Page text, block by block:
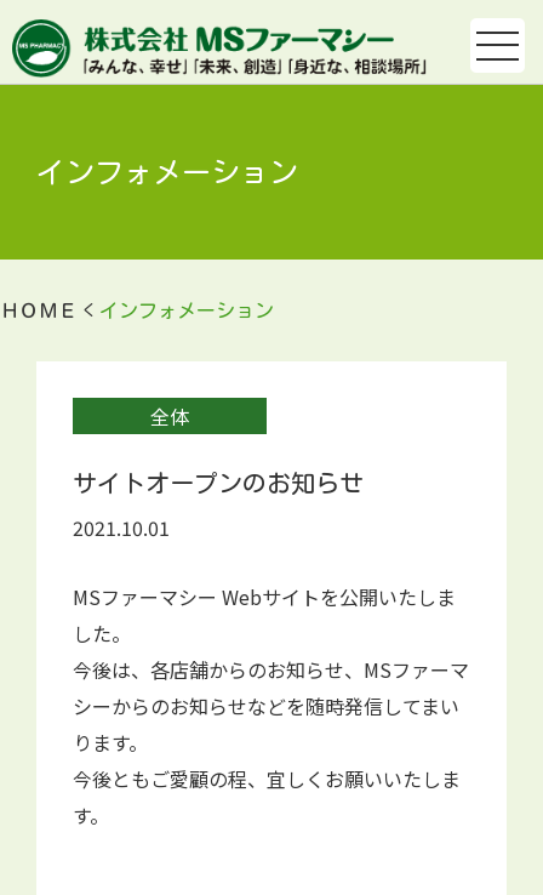
インフォメーション
ＨＯＭＥ インフォメーション
全体
サイトオープンのお知らせ
2021.10.01
MSファーマシー Webサイトを公開いたしま
した。
今後は、各店舗からのお知らせ、MSファーマ
シーからのお知らせなどを随時発信してまい
ります。
今後ともご愛顧の程、宜しくお願いいたしま
す。